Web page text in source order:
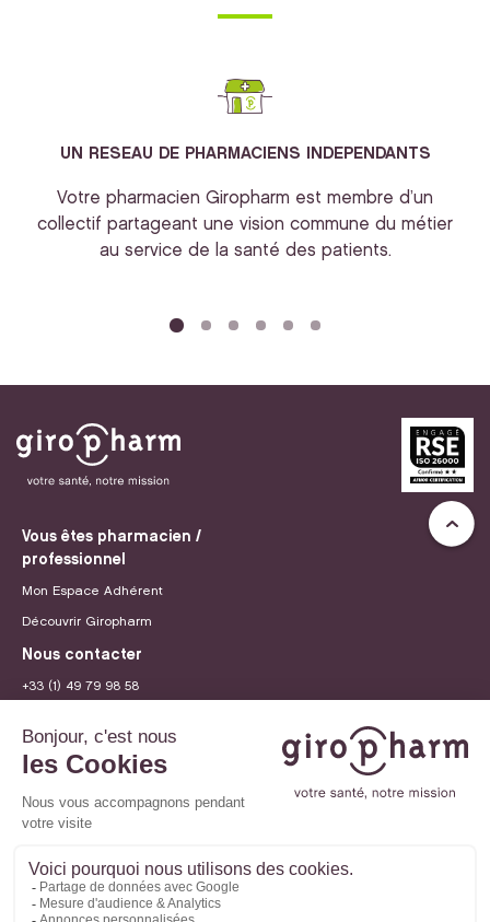
UN RESEAU DE PHARMACIENS INDEPENDANTS
Votre pharmacien Giropharm est membre d’un
collectif partageant une vision commune du métier
au service de la santé des patients.
Vous êtes pharmacien /
professionnel
Mon Espace Adhérent
Découvrir Giropharm
Nous contacter
+33 (1) 49 79 98 58
Recrutement